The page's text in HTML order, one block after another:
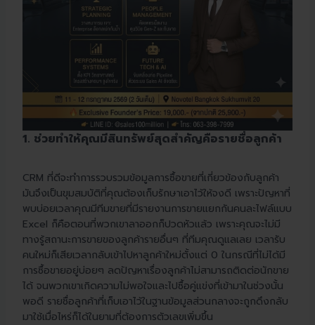
1. ช่วยทำให้คุณมีสินทรัพย์สุดสำคัญคือรายชื่อลูกค้า
CRM ที่ดีจะทำการรวบรวมข้อมูลการซื้อขายที่เกี่ยวข้องกับลูกค้า
มันจึงเป็นขุมสมบัติที่คุณต้องเก็บรักษาเอาไว้ให้จงดี เพราะปัญหาที่
พบบ่อยเวลาคุณมีทีมขายที่มีรายงานการขายแยกกันคนละไฟล์แบบ
Excel ก็คือตอนที่พวกเขาลาออกก็ปวดหัวแล้ว เพราะคุณจะไม่มี
ทางรู้สถานะการขายของลูกค้ารายอื่นๆ ที่ทีมคุณดูแลเลย เวลารับ
คนใหม่ก็เสียเวลากลับเข้าไปหาลูกค้าใหม่ตั้งแต่ 0 ในกรณีที่ไม่ได้มี
การซื้อขายอยู่บ่อยๆ ลดปัญหาเรื่องลูกค้าไม่สามารถติดต่อนักขาย
ได้ จนพวกเขาเกิดความไม่พอใจและไปซื้อคู่แข่งที่เข้ามาในช่วงนั้น
พอดี รายชื่อลูกค้าที่เก็บเอาไว้ในฐานข้อมูลส่วนกลางจะถูกดึงกลับ
มาใช้เมื่อไหร่ก็ได้ในยามที่ต้องการตัวเลขเพิ่มขึ้น